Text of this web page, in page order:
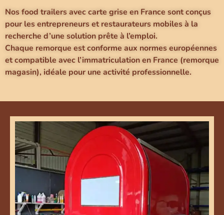
Nos food trailers avec carte grise en France sont conçus
pour les entrepreneurs et restaurateurs mobiles à la
recherche d’une solution prête à l’emploi.
Chaque remorque est conforme aux normes européennes
et compatible avec l’immatriculation en France (remorque
magasin), idéale pour une activité professionnelle.